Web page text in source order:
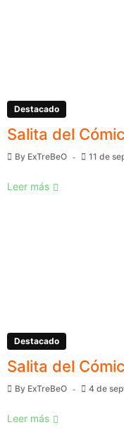
Destacado
Salita del
By ExTreBeO 11 de
Leer más
Destacado
Salita del
By ExTreBeO 4 de
Leer más